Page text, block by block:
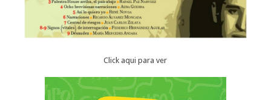
Click aqui para ver